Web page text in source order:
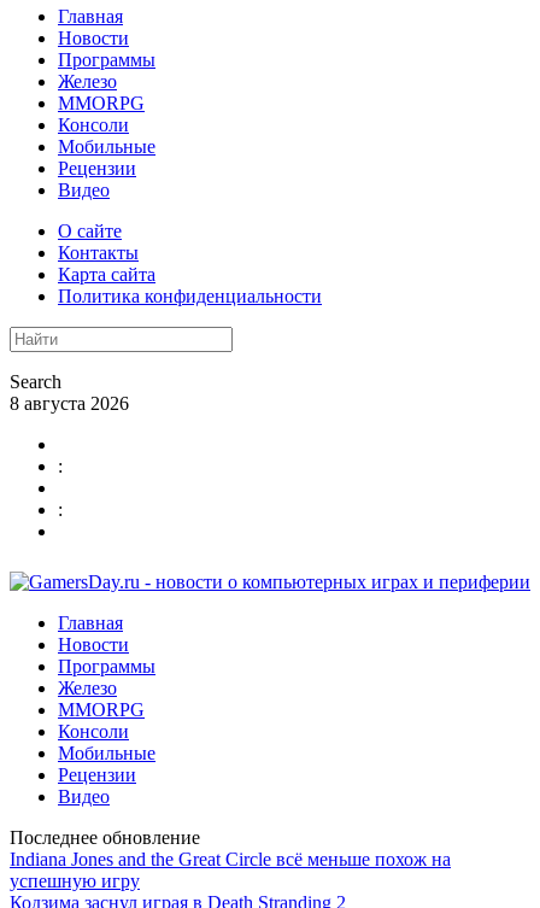
Главная
Новости
Программы
Железо
MMORPG
Консоли
Мобильные
Рецензии
Видео
О сайте
Контакты
Карта сайта
Политика конфиденциальности
Search
8 августа 2026
:
:
Главная
Новости
Программы
Железо
MMORPG
Консоли
Мобильные
Рецензии
Видео
Последнее обновление
Indiana Jones and the Great Circle всё меньше похож на
успешную игру
Кодзима заснул играя в Death Stranding 2